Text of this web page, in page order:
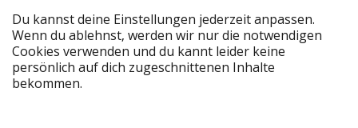
HolidayPirates Group
Lerne uns kennen
Über uns
Rechtliches
Du kannst deine Einstellungen jederzeit anpassen.
Wenn du ablehnst, werden wir nur die notwendigen
Cookies verwenden und du kannt leider keine
persönlich auf dich zugeschnittenen Inhalte
bekommen.